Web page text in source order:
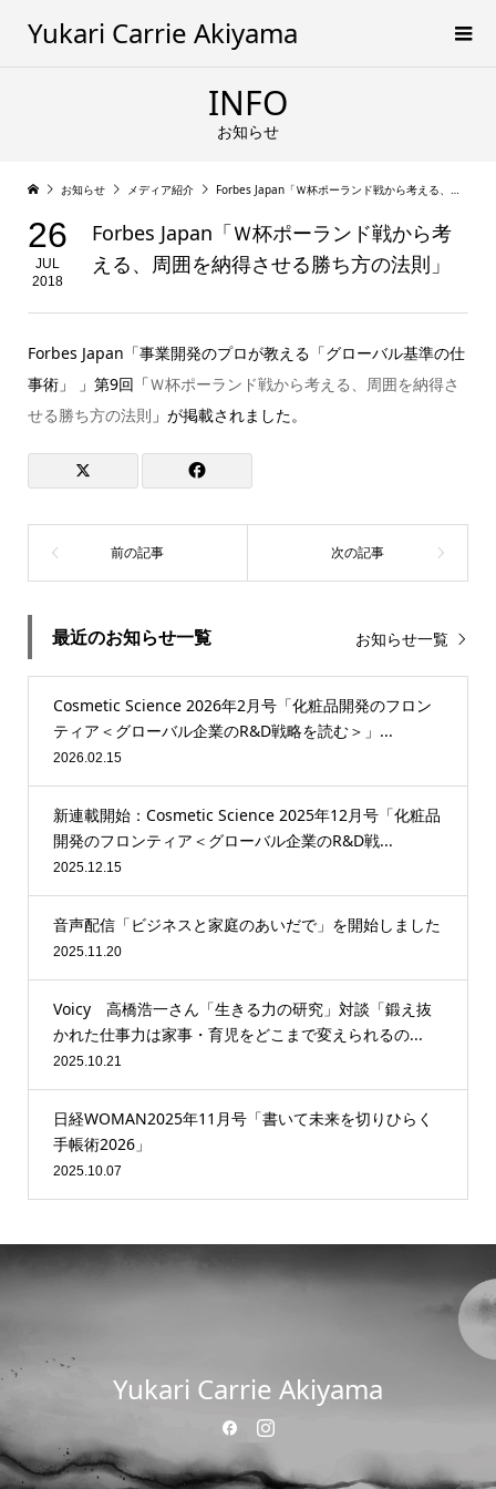
Yukari Carrie Akiyama
INFO
お知らせ
お知らせ メディア紹介 Forbes Japan「Ｗ杯ポーランド戦から考える、周囲を納得させる勝ち方の法則」
26
JUL
2018
Forbes Japan「Ｗ杯ポーランド戦から考
える、周囲を納得させる勝ち方の法則」
Forbes Japan「事業開発のプロが教える「グローバル基準の仕
事術」 」第9回「Ｗ杯ポーランド戦から考える、周囲を納得さ
せる勝ち方の法則 」が掲載されました。
最近のお知らせ一覧 お知らせ一覧
Cosmetic Science 2026年2月号「化粧品開発のフロン
ティア＜グローバル企業のR&D戦略を読む＞」...
2026.02.15
新連載開始：Cosmetic Science 2025年12月号「化粧品
開発のフロンティア＜グローバル企業のR&D戦...
2025.12.15
音声配信「ビジネスと家庭のあいだで」を開始しました
2025.11.20
Voicy 高橋浩一さん「生きる力の研究」対談「鍛え抜
かれた仕事力は家事・育児をどこまで変えられるの...
2025.10.21
日経WOMAN2025年11月号「書いて未来を切りひらく
手帳術2026」
2025.10.07
Yukari Carrie Akiyama